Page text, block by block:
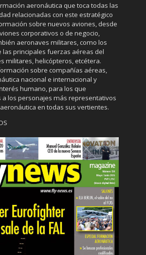
aeronáutica que toca todas las
relacionadas con este estratégico
sobre nuevos aviones, desde
corporativos o de negocio,
aeronaves militares, como los
las principales fuerzas aéreas del
militares, helicópteros, etcétera.
sobre compañías aéreas,
nacional e internacional y
humano, para los que
a los personajes más representativos
en todas sus vertientes.